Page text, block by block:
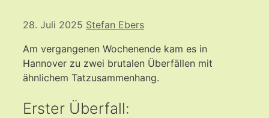
28. Juli 2025 Stefan Ebers
Am vergangenen Wochenende kam es in
Hannover zu zwei brutalen Überfällen mit
ähnlichem Tatzusammenhang.
Erster Überfall: